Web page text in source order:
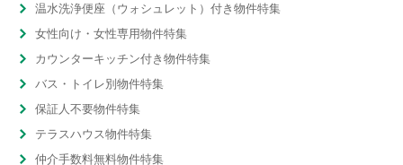
温水洗浄便座（ウォシュレット）付き物件特集
女性向け・女性専用物件特集
カウンターキッチン付き物件特集
バス・トイレ別物件特集
保証人不要物件特集
テラスハウス物件特集
仲介手数料無料物件特集